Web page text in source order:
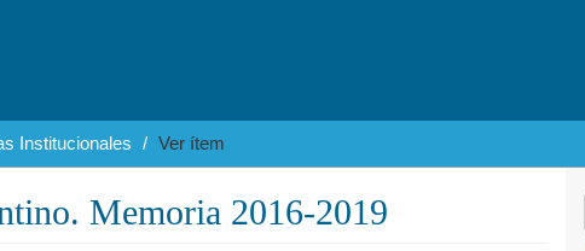
Institucionales Ver ítem
Memoria 2016-2019